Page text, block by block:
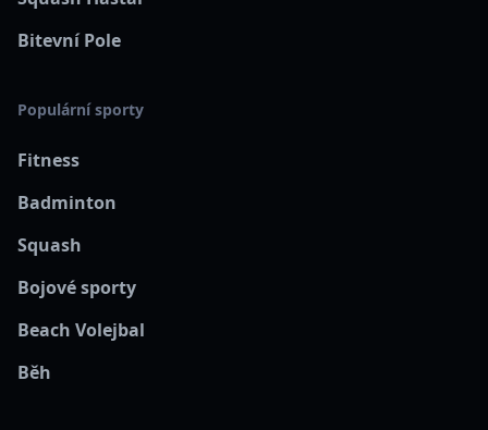
Bitevní Pole
Populární sporty
Fitness
Badminton
Squash
Bojové sporty
Beach Volejbal
Běh